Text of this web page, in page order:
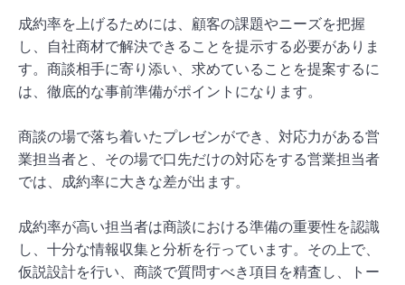
成約率を上げるためには、顧客の課題やニーズを把握
し、自社商材で解決できることを提示する必要がありま
す。商談相手に寄り添い、求めていることを提案するに
は、徹底的な事前準備がポイントになります。
商談の場で落ち着いたプレゼンができ、対応力がある営
業担当者と、その場で口先だけの対応をする営業担当者
では、成約率に大きな差が出ます。
成約率が高い担当者は商談における準備の重要性を認識
し、十分な情報収集と分析を行っています。その上で、
仮説設計を行い、商談で質問すべき項目を精査し、トー